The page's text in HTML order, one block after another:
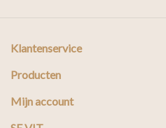
Klantenservice
Producten
Mijn account